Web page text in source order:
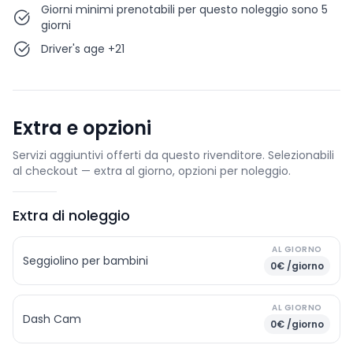
Giorni minimi prenotabili per questo noleggio sono 5
giorni
Driver's age +21
Extra e opzioni
Servizi aggiuntivi offerti da questo rivenditore. Selezionabili
al checkout — extra al giorno, opzioni per noleggio.
Extra di noleggio
Seggiolino per bambini
AL GIORNO
0€ /giorno
Dash Cam
AL GIORNO
0€ /giorno